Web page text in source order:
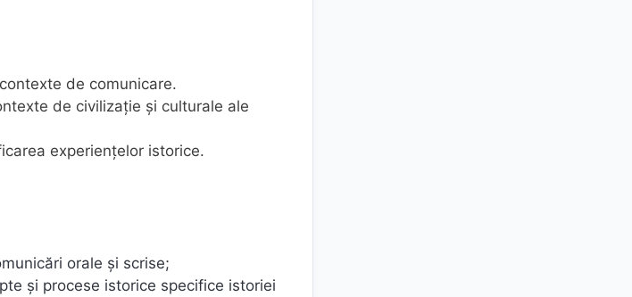
de comunicare.
de civilizaţie şi culturale ale
experienţelor istorice.
orale și scrise;
şi procese istorice specifice istoriei